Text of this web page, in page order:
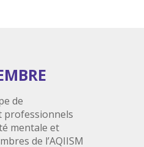
de
professionnels
mentale et
de l’AQIISM